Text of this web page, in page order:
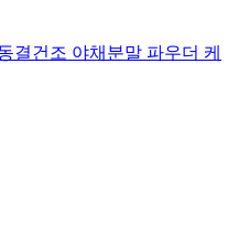
결건조 야채분말 파우더 케